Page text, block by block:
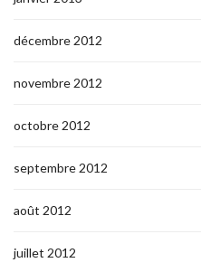
décembre 2012
novembre 2012
octobre 2012
septembre 2012
août 2012
juillet 2012